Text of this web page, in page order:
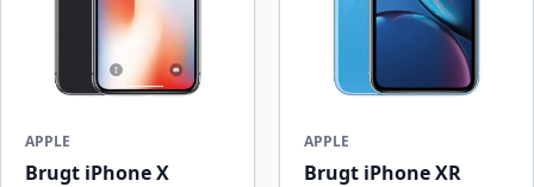
APPLE
Brugt iPhone X
APPLE
Brugt iPhone XR